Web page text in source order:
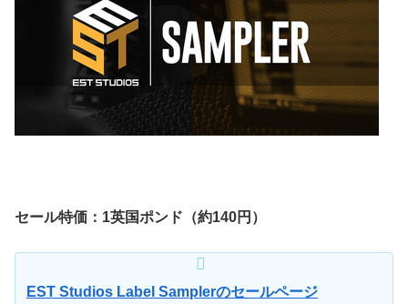
セール特価：1英国ポンド（約140円）
EST Studios Label Samplerのセールページ